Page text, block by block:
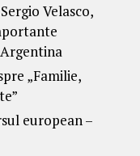
Velasco,
„Familie,
european –